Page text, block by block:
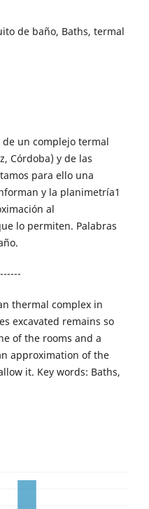
de baño, Baths, termal
de un complejo termal
Córdoba) y de las
para ello una
y la planimetría1
al
lo permiten. Palabras
thermal complex in
excavated remains so
of the rooms and a
approximation of the
it. Key words: Baths,